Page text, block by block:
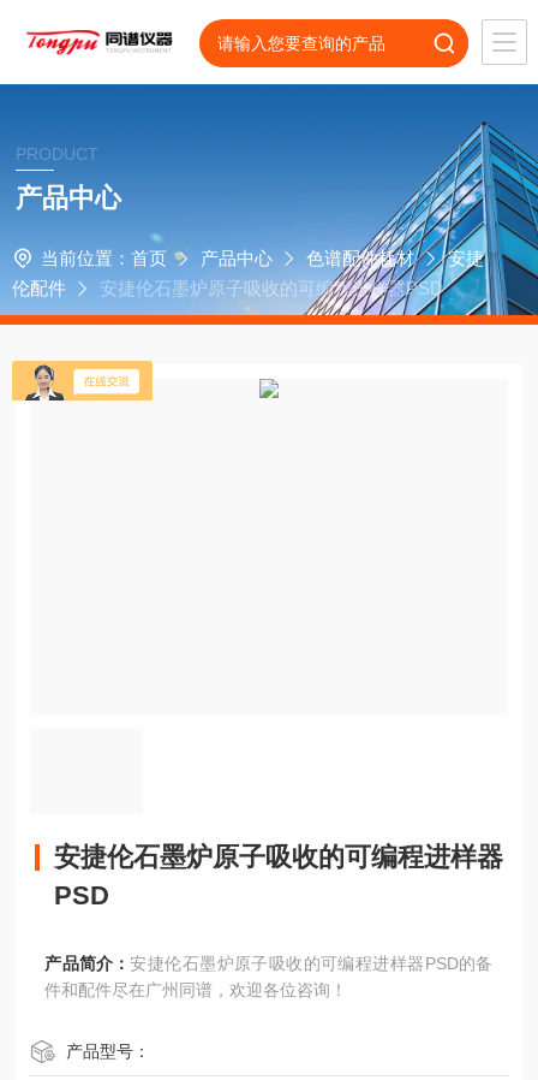
PRODUCT
产品中心
当前位置： 首页 产品中心 色谱配件耗材
安捷
伦配件
安捷伦石墨炉原子吸收的可编程进样器PSD
安捷伦石墨炉原子吸收的可编程进样器
PSD
产品简介：安捷伦石墨炉原子吸收的可编程进样器PSD的备
件和配件尽在广州同谱，欢迎各位咨询！
产品型号：